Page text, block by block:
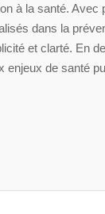
à la santé.
dans la
et clarté. En
de santé